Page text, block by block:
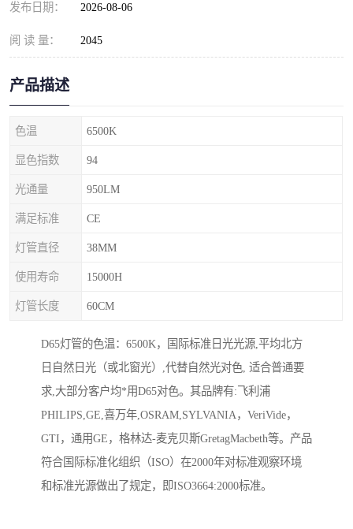
发布日期： 2026-08-06
阅 读 量： 2045
产品描述
色温 6500K
显色指数 94
光通量 950LM
满足标准 CE
灯管直径 38MM
使用寿命 15000H
灯管长度 60CM
D65灯管的色温：6500K，国际标准日光光源,平均北方
日自然日光（或北窗光）,代替自然光对色, 适合普通要
求,大部分客户均*用D65对色。其品牌有:飞利浦
PHILIPS,GE,喜万年,OSRAM,SYLVANIA，VeriVide，
GTI，通用GE，格林达-麦克贝斯GretagMacbeth等。产品
符合国际标准化组织（ISO）在2000年对标准观察环境
和标准光源做出了规定，即ISO3664:2000标准。